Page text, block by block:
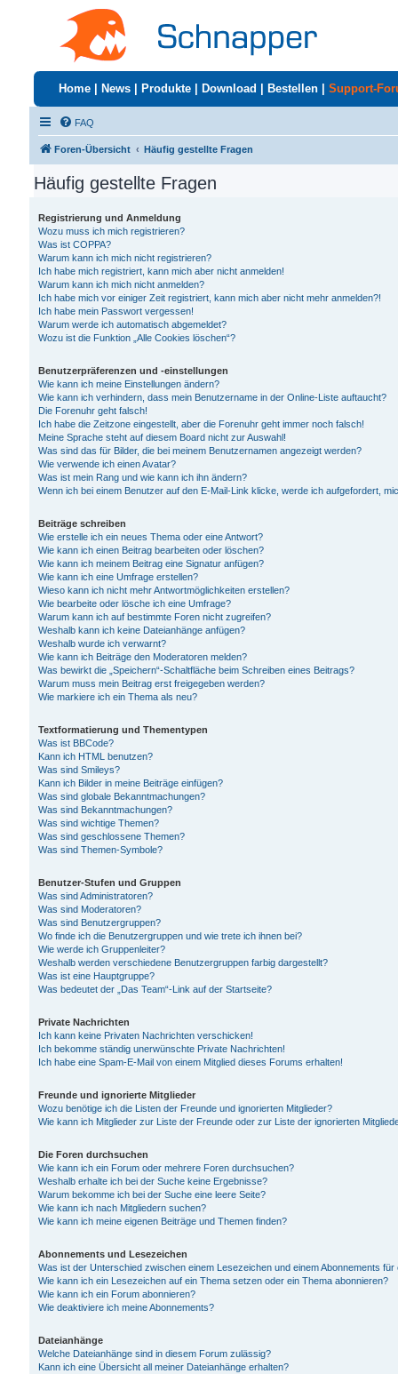
Home News Produkte Download Bestellen Support-
FAQ
Foren-Übersicht Häufig gestellte Fragen
Häufig gestellte Fragen
Registrierung und Anmeldung
Wozu muss ich mich registrieren?
Was ist COPPA?
Warum kann ich mich nicht registrieren?
Ich habe mich registriert, kann mich aber nicht anmelden!
Warum kann ich mich nicht anmelden?
Ich habe mich vor einiger Zeit registriert, kann mich aber nicht mehr anmelden?!
Ich habe mein Passwort vergessen!
Warum werde ich automatisch abgemeldet?
Wozu ist die Funktion „Alle Cookies löschen“?
Benutzerpräferenzen und -einstellungen
Wie kann ich meine Einstellungen ändern?
Wie kann ich verhindern, dass mein Benutzername in der Online-Liste auftaucht?
Die Forenuhr geht falsch!
Ich habe die Zeitzone eingestellt, aber die Forenuhr geht immer noch falsch!
Meine Sprache steht auf diesem Board nicht zur Auswahl!
Was sind das für Bilder, die bei meinem Benutzernamen angezeigt werden?
Wie verwende ich einen Avatar?
Was ist mein Rang und wie kann ich ihn ändern?
Wenn ich bei einem Benutzer auf den E-Mail-Link klicke, werde ich aufgefordert,
Beiträge schreiben
Wie erstelle ich ein neues Thema oder eine Antwort?
Wie kann ich einen Beitrag bearbeiten oder löschen?
Wie kann ich meinem Beitrag eine Signatur anfügen?
Wie kann ich eine Umfrage erstellen?
Wieso kann ich nicht mehr Antwortmöglichkeiten erstellen?
Wie bearbeite oder lösche ich eine Umfrage?
Warum kann ich auf bestimmte Foren nicht zugreifen?
Weshalb kann ich keine Dateianhänge anfügen?
Weshalb wurde ich verwarnt?
Wie kann ich Beiträge den Moderatoren melden?
Was bewirkt die „Speichern“-Schaltfläche beim Schreiben eines Beitrags?
Warum muss mein Beitrag erst freigegeben werden?
Wie markiere ich ein Thema als neu?
Textformatierung und Thementypen
Was ist BBCode?
Kann ich HTML benutzen?
Was sind Smileys?
Kann ich Bilder in meine Beiträge einfügen?
Was sind globale Bekanntmachungen?
Was sind Bekanntmachungen?
Was sind wichtige Themen?
Was sind geschlossene Themen?
Was sind Themen-Symbole?
Benutzer-Stufen und Gruppen
Was sind Administratoren?
Was sind Moderatoren?
Was sind Benutzergruppen?
Wo finde ich die Benutzergruppen und wie trete ich ihnen bei?
Wie werde ich Gruppenleiter?
Weshalb werden verschiedene Benutzergruppen farbig dargestellt?
Was ist eine Hauptgruppe?
Was bedeutet der „Das Team“-Link auf der Startseite?
Private Nachrichten
Ich kann keine Privaten Nachrichten verschicken!
Ich bekomme ständig unerwünschte Private Nachrichten!
Ich habe eine Spam-E-Mail von einem Mitglied dieses Forums erhalten!
Freunde und ignorierte Mitglieder
Wozu benötige ich die Listen der Freunde und ignorierten Mitglieder?
Wie kann ich Mitglieder zur Liste der Freunde oder zur Liste der ignorierten
Die Foren durchsuchen
Wie kann ich ein Forum oder mehrere Foren durchsuchen?
Weshalb erhalte ich bei der Suche keine Ergebnisse?
Warum bekomme ich bei der Suche eine leere Seite?
Wie kann ich nach Mitgliedern suchen?
Wie kann ich meine eigenen Beiträge und Themen finden?
Abonnements und Lesezeichen
Was ist der Unterschied zwischen einem Lesezeichen und einem Abonnements
Wie kann ich ein Lesezeichen auf ein Thema setzen oder ein Thema abonnieren?
Wie kann ich ein Forum abonnieren?
Wie deaktiviere ich meine Abonnements?
Dateianhänge
Welche Dateianhänge sind in diesem Forum zulässig?
Kann ich eine Übersicht all meiner Dateianhänge erhalten?